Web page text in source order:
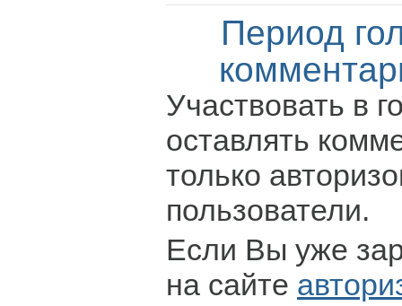
Период
Участвовать в
оставлять
только
пользователи.
Если Вы уже
на сайте